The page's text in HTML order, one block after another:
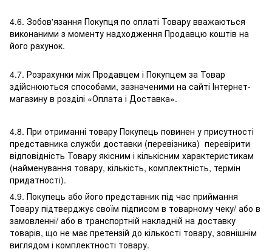
4.6. Зобов'язання Покупця по оплаті Товару вважаються
виконаними з моменту надходження Продавцю коштів на
його рахунок.
4.7. Розрахунки між Продавцем і Покупцем за Товар
здійснюються способами, зазначеними на сайті Інтернет-
магазину в розділі «Оплата і Доставка».
4.8. При отриманні товару Покупець повинен у присутності
представника служби доставки (перевізника) перевірити
відповідність Товару якісним і кількісним характеристикам
(найменування товару, кількість, комплектність, термін
придатності).
4.9. Покупець або його представник під час приймання
Товару підтверджує своїм підписом в товарному чеку/ або в
замовленні/ або в транспортній накладній на доставку
товарів, що не має претензій до кількості товару, зовнішнім
виглядом і комплектності товару.